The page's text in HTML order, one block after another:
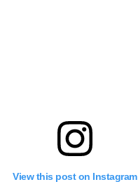
View this post on Instagram